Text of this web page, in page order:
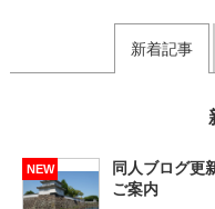
新着記事
NEW
同人ブログ更
ご案内